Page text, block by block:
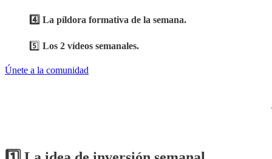
4️⃣ La píldora formativa de la semana.
5️⃣ Los 2 vídeos semanales.
Únete a la comunidad